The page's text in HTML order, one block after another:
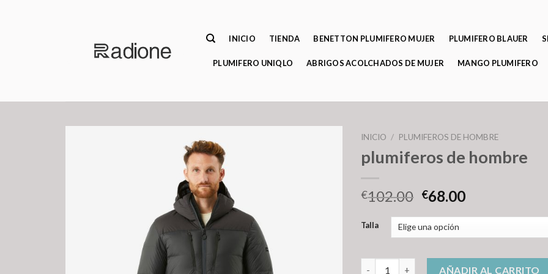
INICIO TIENDA BENETTON PLUMIFERO MUJER PLUMIFERO BLAUER
PLUMIFERO UNIQLO ABRIGOS ACOLCHADOS DE MUJER MANGO PLUMIFERO
INICIO / PLUMIFEROS DE HOMBRE
plumiferos de hombre
€102.00 €68.00
Talla
plumiferos de hombre cantidadAÑADIR AL CARRITO